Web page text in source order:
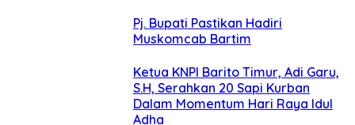
Pj. Bupati Pastikan Hadiri
Muskomcab Bartim
Ketua KNPI Barito Timur, Adi Garu,
S.H, Serahkan 20 Sapi Kurban
Dalam Momentum Hari Raya Idul
Adha